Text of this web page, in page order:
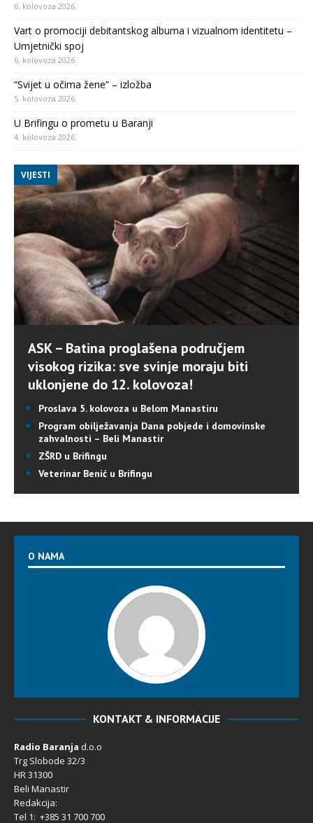
6. kolovoza 2026.
Vart o promociji debitantskog albuma i vizualnom identitetu –
Umjetnički spoj
6. kolovoza 2026.
“Svijet u očima žene” – izložba
5. kolovoza 2026.
U Brifingu o prometu u Baranji
4. kolovoza 2026.
VIJESTI
ASK – Batina proglašena područjem
visokog rizika: sve svinje moraju biti
uklonjene do 12. kolovoza!
Proslava 5. kolovoza u Belom Manastiru
Program obilježavanja Dana pobjede i domovinske
zahvalnosti – Beli Manastir
ZŠRD u Brifingu
Veterinar Benić u Brifingu
O NAMA
KONTAKT & INFORMACIJE
Radio Baranja d.o.o
Trg Slobode 32/3
HR 31300
Beli Manastir
Redakcija:
Tel 1: +385 31 700 700